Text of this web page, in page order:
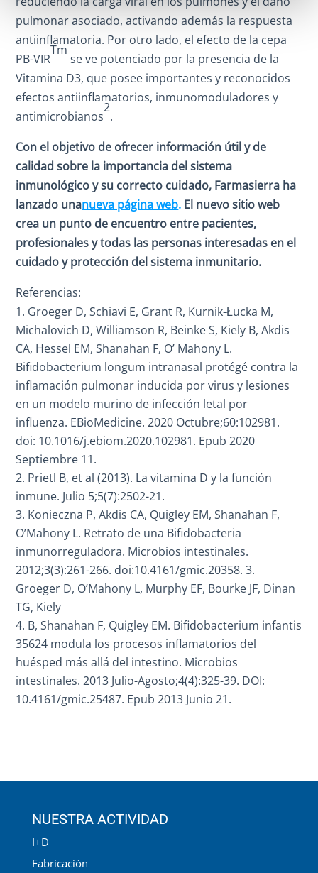
pulmonar asociado, activando además la respuesta
antiinflamatoria. Por otro lado, el efecto de la cepa
PB-VIR
Tm
se ve potenciado por la presencia de la
Vitamina D3, que posee importantes y reconocidos
efectos antiinflamatorios, inmunomoduladores y
antimicrobianos
2
.
Con el objetivo de ofrecer información útil y de
calidad sobre la importancia del sistema
inmunológico y su correcto cuidado, Farmasierra ha
lanzado unanueva página web. El nuevo sitio web
crea un punto de encuentro entre pacientes,
profesionales y todas las personas interesadas en el
cuidado y protección del sistema inmunitario.
Referencias:
Groeger D, Schiavi E, Grant R, Kurnik-Łucka M,
Michalovich D, Williamson R, Beinke S, Kiely B, Akdis
CA, Hessel EM, Shanahan F, O’ Mahony L.
Bifidobacterium longum intranasal protégé contra la
inflamación pulmonar inducida por virus y lesiones
en un modelo murino de infección letal por
influenza. EBioMedicine. 2020 Octubre;60:102981.
doi: 10.1016/j.ebiom.2020.102981. Epub 2020
Septiembre 11.
Prietl B, et al (2013). La vitamina D y la función
inmune. Julio 5;5(7):2502-21.
Konieczna P, Akdis CA, Quigley EM, Shanahan F,
O’Mahony L. Retrato de una Bifidobacteria
inmunorreguladora. Microbios intestinales.
2012;3(3):261-266. doi:10.4161/gmic.20358. 3.
Groeger D, O’Mahony L, Murphy EF, Bourke JF, Dinan
TG, Kiely
B, Shanahan F, Quigley EM. Bifidobacterium infantis
35624 modula los procesos inflamatorios del
huésped más allá del intestino. Microbios
intestinales. 2013 Julio-Agosto;4(4):325-39. DOI:
10.4161/gmic.25487. Epub 2013 Junio 21.
NUESTRA ACTIVIDAD
I+D
Fabricación